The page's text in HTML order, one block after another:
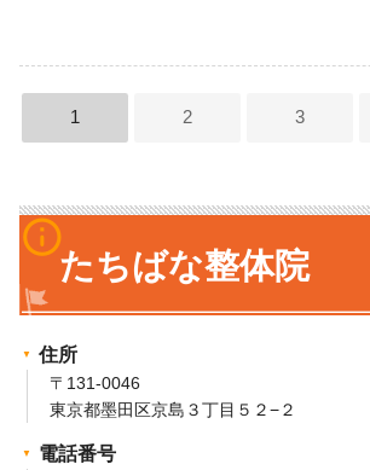
投稿のページ送り
1 2 3
info_outline
たちばな整体院
住所
〒131-0046
東京都墨田区京島３丁目５２−２
電話番号